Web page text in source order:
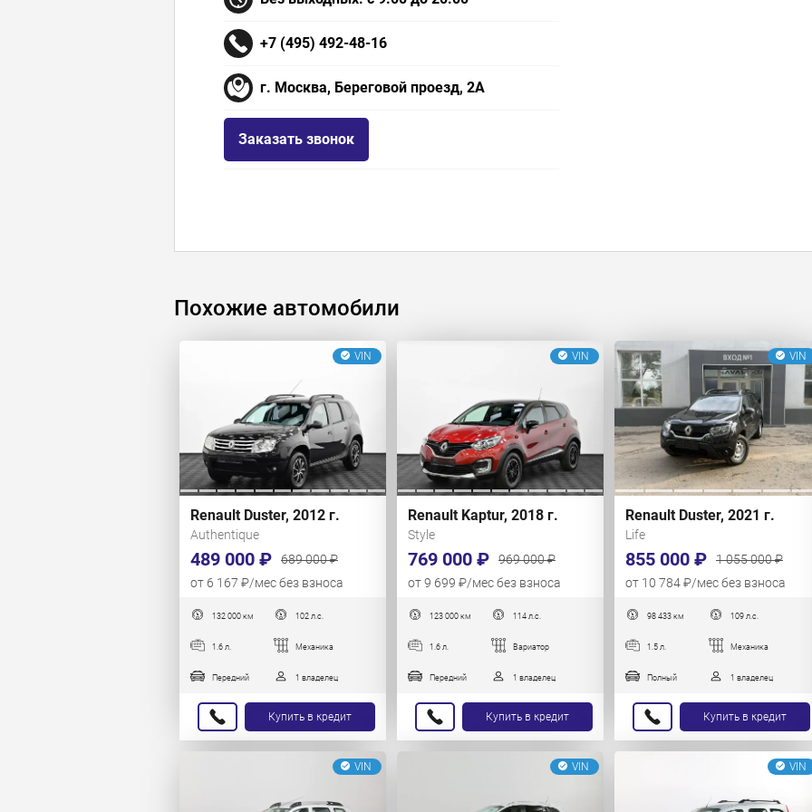
+7 (495) 492-48-16
г. Москва, Береговой проезд, 2А
Заказать звонок
Похожие автомобили
VIN
Renault Duster, 2012 г.
Authentique
489 000 ₽
689 000 ₽
от 6 167 ₽/мес без взноса
132 000 км 102 л.с.
1.6 л. Механика
Передний 1 владелец
Купить в кредит
VIN
Renault Kaptur, 2018 г.
Style
769 000 ₽
969 000 ₽
от 9 699 ₽/мес без взноса
123 000 км 114 л.с.
1.6 л. Вариатор
Передний 1 владелец
Купить в кредит
VIN
Renault Duster, 2021 г.
Life
855 000 ₽
1 055 000 ₽
от 10 784 ₽/мес без взноса
98 433 км 109 л.с.
1.5 л. Механика
Полный 1 владелец
Купить в кредит
VIN VIN VIN